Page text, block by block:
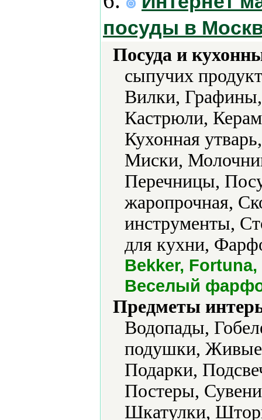
посуды в
Посуда и
сыпучих
Вилки,
Кастрюли,
Кухонная
Миски,
Перечницы,
жаропрочная,
инструменты,
для кухни,
Bekker,
Веселый
Предметы
Водопады,
подушки,
Подарки,
Постеры,
Шкатулки,